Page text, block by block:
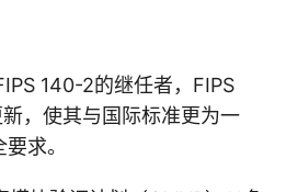
140-2的继任者，FIPS
，使其与国际标准更为一
求。